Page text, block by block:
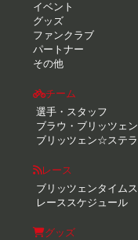
イベント
グッズ
ファンクラブ
パートナー
その他
チーム
選手・スタッフ
ブラウ・ブリッツェン
ブリッツェン☆ステラ
レース
ブリッツェンタイムス
レーススケジュール
グッズ